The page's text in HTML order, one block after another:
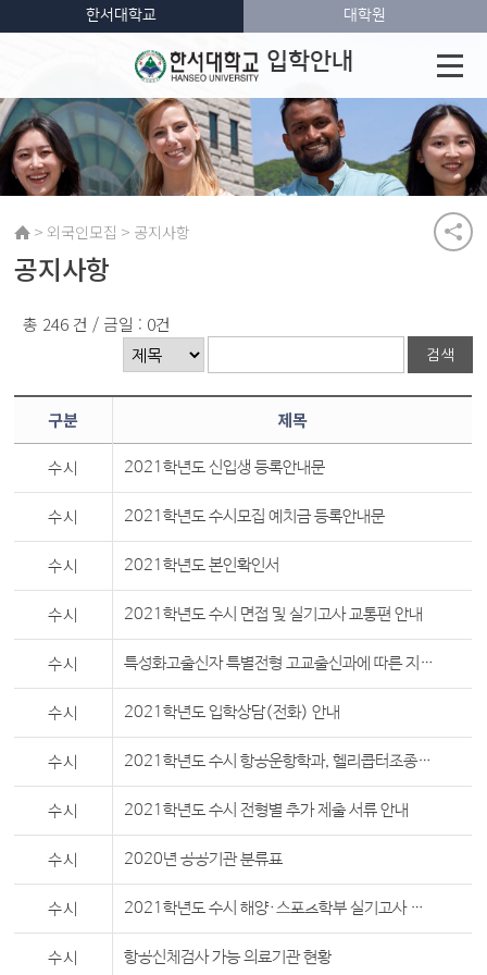
입학안내
한서대학교 대학원
> 외국인모집 > 공지사항
공지사항
총 246 건 / 금일 : 0건
구분 제목
수시 2021학년도 신입생 등록안내문
수시 2021학년도 수시모집 예치금 등록안내문
수시 2021학년도 본인확인서
수시 2021학년도 수시 면접 및 실기고사 교통편 안내
수시 특성화고출신자 특별전형 고교출신과에 따른 지원가능학과 안내
수시 2021학년도 입학상담(전화) 안내
수시 2021학년도 수시 항공운항학과, 헬리콥터조종학과 시력교정수술(PRK) 적합자 선발 관련 안내
수시 2021학년도 수시 전형별 추가 제출 서류 안내
수시 2020년 공공기관 분류표
수시 2021학년도 수시 해양·스포츠학부 실기고사 실시학과 종목 및 배점안내
수시 항공신체검사 가능 의료기관 현황